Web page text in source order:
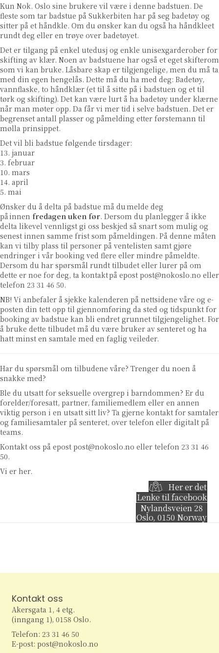
Kun Nok. Oslo sine brukere vil være i denne badstuen. De
fleste som tar badstue på Sukkerbiten har på seg badetøy og
sitter på et håndkle. Om du ønsker kan du også ha håndkleet
rundt deg eller en trøye over badetøyet.
Det er tilgang på enkel utedusj og enkle unisexgarderober for
skifting av klær. Noen av badstuene har også et eget skifterom
som vi kan bruke. Låsbare skap er tilgjengelige, men du må ta
med din egen hengelås. Dette må du ha med deg: Badetøy,
vannflaske, to håndklær (et til å sitte på i badstuen og et til
tørk og skifting). Det kan være lurt å ha badetøy under klærne
når man møter opp. Da får vi mer tid i selve badstuen. Det er
begrenset antall plasser og påmelding etter førstemann til
mølla prinsippet.
Det vil bli badstue følgende tirsdager:
13. januar
3. februar
10. mars
14. april
5. mai
Ønsker du å delta på badstue må du melde deg
på innen fredagen uken før. Dersom du planlegger å ikke
delta likevel vennligst gi oss beskjed så snart som mulig og
senest innen samme frist som påmeldingen. På denne måten
kan vi tilby plass til personer på ventelisten samt gjøre
endringer i vår booking ved flere eller mindre påmeldte.
Dersom du har spørsmål rundt tilbudet eller lurer på om
dette er noe for deg, ta kontakt på epost post@nokoslo.no eller
telefon 23 31 46 50.
NB! Vi anbefaler å sjekke kalenderen på nettsidene våre og e-
posten din tett opp til gjennomføring da sted og tidspunkt for
booking av badstue kan bli endret grunnet tilgjengelighet. For
å bruke dette tilbudet må du være bruker av senteret og ha
hatt minst en samtale med en faglig veileder.
Har du spørsmål om tilbudene våre? Trenger du noen å
snakke med?
Ble du utsatt for seksuelle overgrep i barndommen? Er du
forelder/foresatt, partner, familiemedlem eller en annen
viktig person i en utsatt sitt liv? Ta gjerne kontakt for samtaler
og familiesamtaler på senteret, over telefon eller digitalt på
teams.
Kontakt oss på epost post@nokoslo.no eller telefon 23 31 46
50.
Vi er her.
Her er det
Lenke til facebook
Nylandsveien 28
Oslo, 0150 Norway
Kontakt oss
Akersgata 1, 4 etg.
(inngang 1), 0158 Oslo.
Telefon: 23 31 46 50
E-post: post@nokoslo.no